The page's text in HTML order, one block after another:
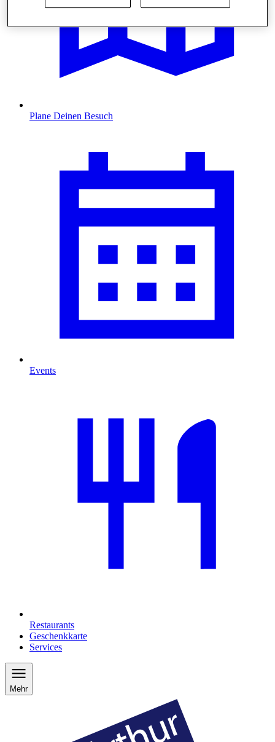
Plane Deinen Besuch
Events
Restaurants
Geschenkkarte
Services
Mehr